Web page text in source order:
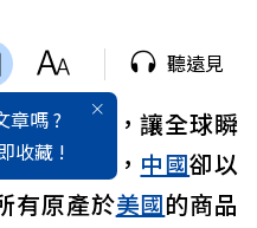
章嗎 ?
收藏 !
聽遠見
等關稅 」，讓全球瞬
同一時間， 中國卻以
有原產於美國的商品